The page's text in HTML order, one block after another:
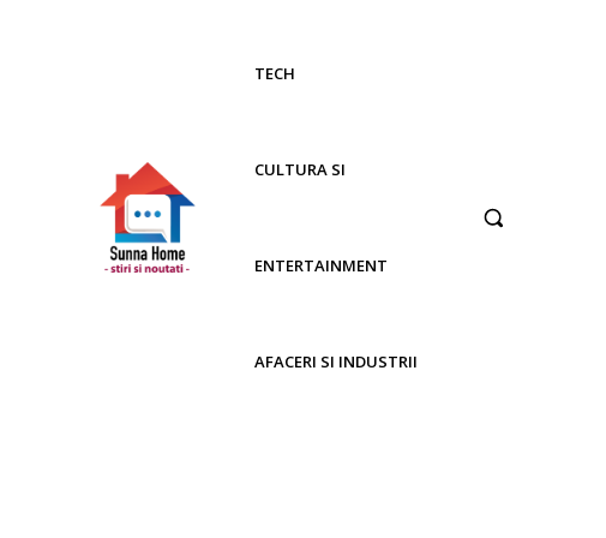
TECH
CULTURA SI
ENTERTAINMENT
AFACERI SI INDUSTRII